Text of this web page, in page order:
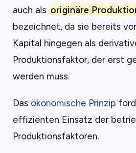
auch als originäre
bezeichnet, da sie bereits
Kapital hingegen als
Produktionsfaktor, der erst
werden muss.
Das ökonomische Prinzip
effizienten Einsatz der
Produktionsfaktoren.